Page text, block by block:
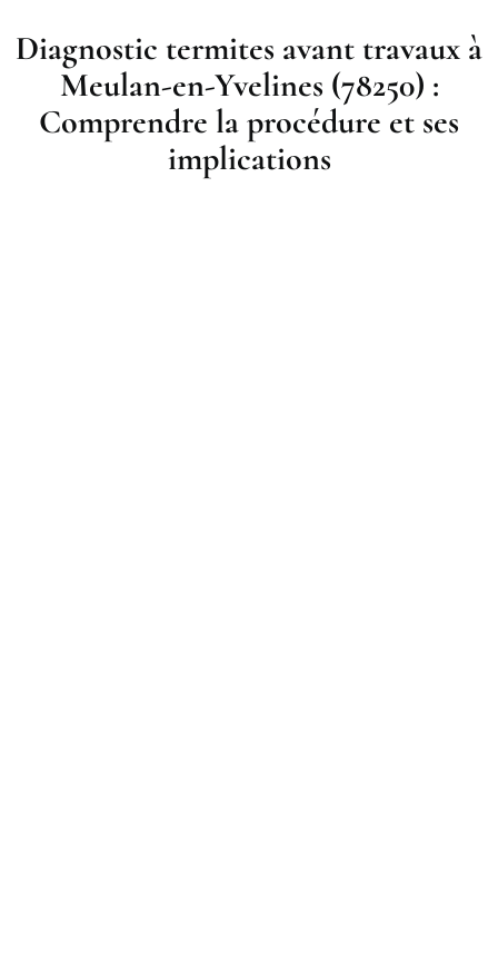
Diagnostic termites avant travaux à
Meulan-en-Yvelines (78250) :
Comprendre la procédure et ses
implications